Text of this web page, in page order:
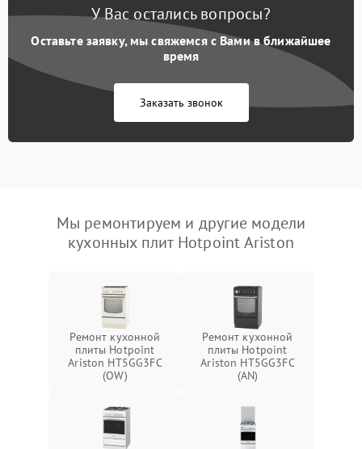
У Вас остались вопросы?
Оставьте заявку, мы свяжемся с Вами в ближайшее
время
Заказать звонок
Мы ремонтируем и другие модели
кухонных плит Hotpoint Ariston
Ремонт кухонной
плиты Hotpoint
Ariston HT5GG3FC
(OW)
Ремонт кухонной
плиты Hotpoint
Ariston HT5GG3FC
(AN)